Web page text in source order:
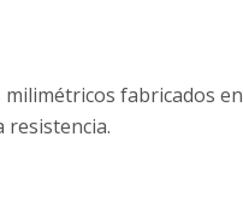
milimétricos fabricados en
resistencia.